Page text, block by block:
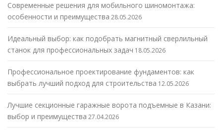
Современные решения для мобильного шиномонтажа:
особенности и преимущества 28.05.2026
Идеальный выбор: как подобрать магнитный сверлильный
станок для профессиональных задач 18.05.2026
Профессиональное проектирование фундаментов: как
выбрать лучший подход для строительства 12.05.2026
Лучшие секционные гаражные ворота подъемные в Казани:
выбор и преимущества 27.04.2026